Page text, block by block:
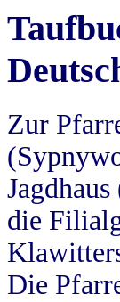
Zur
die
Die